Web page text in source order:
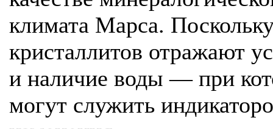
климата Марса.
кристаллитов отражают
и наличие воды — при
могут служить